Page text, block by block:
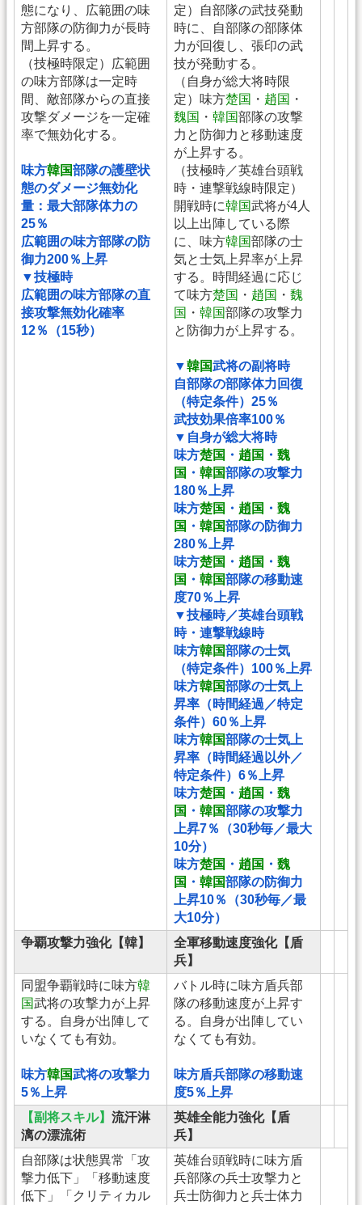
態になり、広範囲の味
方部隊の防御力が長時
間上昇する。
（技極時限定）広範囲
の味方部隊は一定時
間、敵部隊からの直接
攻撃ダメージを一定確
率で無効化する。
味方韓国部隊の護壁状
態のダメージ無効化
量：最大部隊体力の
25％
広範囲の味方部隊の防
御力200％上昇
▼技極時
広範囲の味方部隊の直
接攻撃無効化確率
12％（15秒）
定）自部隊の武技発動
時に、自部隊の部隊体
力が回復し、張印の武
技が発動する。
（自身が総大将時限
定）味方楚国 ・ 趙国 ・
魏国 ・ 韓国部隊の攻撃
力と防御力と移動速度
が上昇する。
（技極時／英雄台頭戦
時・連撃戦線時限定）
開戦時に韓国武将が4人
以上出陣している際
に、味方韓国部隊の士
気と士気上昇率が上昇
する。時間経過に応じ
て味方楚国 ・ 趙国 ・ 魏
国 ・ 韓国部隊の攻撃力
と防御力が上昇する。
▼韓国武将の副将時
自部隊の部隊体力回復
（特定条件）25％
武技効果倍率100％
▼自身が総大将時
味方楚国 ・ 趙国 ・ 魏
国 ・ 韓国部隊の攻撃力
180％上昇
味方楚国 ・ 趙国 ・ 魏
国 ・ 韓国部隊の防御力
280％上昇
味方楚国 ・ 趙国 ・ 魏
国 ・ 韓国部隊の移動速
度70％上昇
▼技極時／英雄台頭戦
時・連撃戦線時
味方韓国部隊の士気
（特定条件）100％上昇
味方韓国部隊の士気上
昇率（時間経過／特定
条件）60％上昇
味方韓国部隊の士気上
昇率（時間経過以外／
特定条件）6％上昇
味方楚国 ・ 趙国 ・ 魏
国 ・ 韓国部隊の攻撃力
上昇7％（30秒毎／最大
10分）
味方楚国 ・ 趙国 ・ 魏
国 ・ 韓国部隊の防御力
上昇10％（30秒毎／最
大10分）
争覇攻撃力強化【韓】
全軍移動速度強化【盾
兵】
同盟争覇戦時に味方韓
国武将の攻撃力が上昇
する。自身が出陣して
いなくても有効。
味方韓国武将の攻撃力
5％上昇
バトル時に味方盾兵部
隊の移動速度が上昇す
る。自身が出陣してい
なくても有効。
味方盾兵部隊の移動速
度5％上昇
【副将スキル】 流汗淋
漓の漂流術
英雄全能力強化【盾
兵】
自部隊は状態異常「攻
撃力低下」「移動速度
低下」「クリティカル
英雄台頭戦時に味方盾
兵部隊の兵士攻撃力と
兵士防御力と兵士体力